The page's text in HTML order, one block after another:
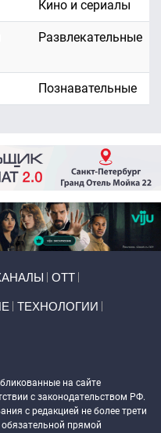
Кино и сериалы
Развлекательные
Познавательные
ОТТ
ТЕХНОЛОГИИ
на сайте
с законодательством РФ.
с редакцией не более трети
прямой